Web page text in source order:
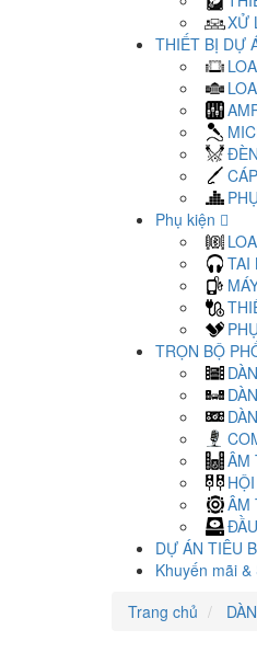
XỬ
THIẾT BỊ DỰ
Phụ kiện
TAI
TRỌN BỘ
ÂM
ÂM
DỰ ÁN TIÊU
Khuyến mãi &
Trang chủ